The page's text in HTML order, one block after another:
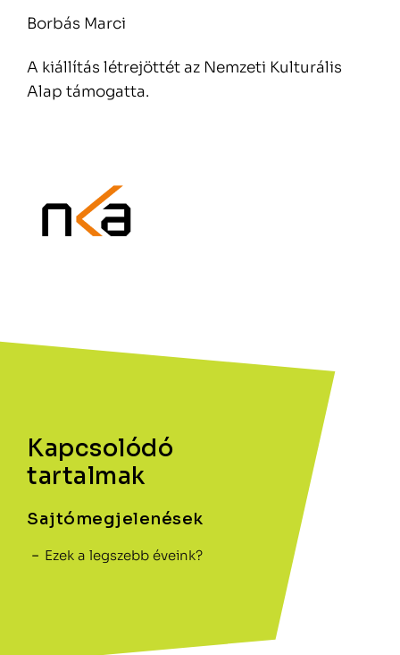
Kapcsolódó
tartalmak
Sajtómegjelenések
Ezek a legszebb éveink?
Borbás Marci
A kiállítás létrejöttét az Nemzeti Kulturális
Alap támogatta.